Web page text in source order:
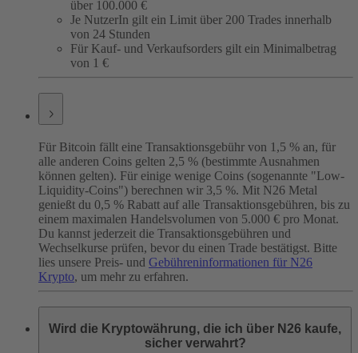
über 100.000 €
Je NutzerIn gilt ein Limit über 200 Trades innerhalb
von 24 Stunden
Für Kauf- und Verkaufsorders gilt ein Minimalbetrag
von 1 €
Für Bitcoin fällt eine Transaktionsgebühr von 1,5 % an, für
alle anderen Coins gelten 2,5 % (bestimmte Ausnahmen
können gelten). Für einige wenige Coins (sogenannte "Low-
Liquidity-Coins") berechnen wir 3,5 %. Mit N26 Metal
genießt du 0,5 % Rabatt auf alle Transaktionsgebühren, bis zu
einem maximalen Handelsvolumen von 5.000 € pro Monat.
Du kannst jederzeit die Transaktionsgebühren und
Wechselkurse prüfen, bevor du einen Trade bestätigst. Bitte
lies unsere Preis- und Gebühreninformationen für N26
Krypto, um mehr zu erfahren.
Wird die Kryptowährung, die ich über N26 kaufe,
sicher verwahrt?